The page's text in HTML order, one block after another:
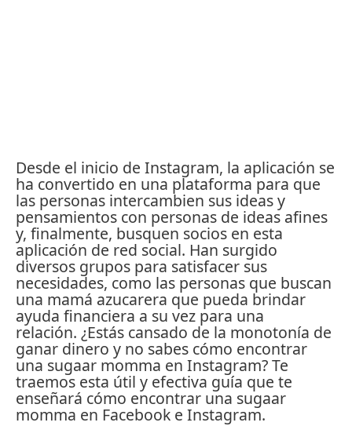
Desde el inicio de Instagram, la aplicación se
ha convertido en una plataforma para que
las personas intercambien sus ideas y
pensamientos con personas de ideas afines
y, finalmente, busquen socios en esta
aplicación de red social. Han surgido
diversos grupos para satisfacer sus
necesidades, como las personas que buscan
una mamá azucarera que pueda brindar
ayuda financiera a su vez para una
relación. ¿Estás cansado de la monotonía de
ganar dinero y no sabes cómo encontrar
una sugaar momma en Instagram?Te
traemos esta útil y efectiva guía que te
enseñará cómo encontrar una sugaar
momma en Facebook e Instagram.